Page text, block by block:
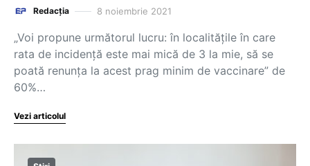
Redacția 8 noiembrie 2021
„Voi propune următorul lucru: în localitățile în care
rata de incidență este mai mică de 3 la mie, să se
poată renunța la acest prag minim de vaccinare” de
60%…
Vezi articolul